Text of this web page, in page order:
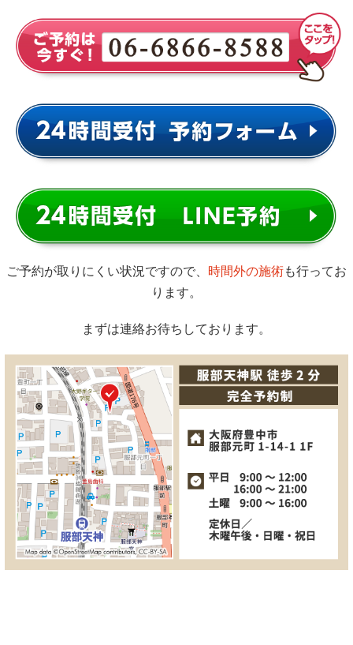
ご予約が取りにくい状況ですので、 時間外の施術も行ってお
ります。
まずは連絡お待ちしております。